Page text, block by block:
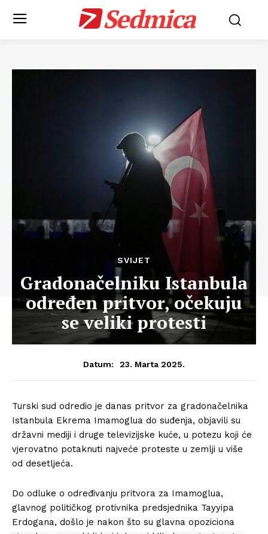
Sedmica
SVIJET
Gradonačelniku Istanbula
određen pritvor, očekuju
se veliki protesti
Datum: 23. Marta 2025.
Turski sud odredio je danas pritvor za gradonačelnika
Istanbula Ekrema Imamoglua do suđenja, objavili su
državni mediji i druge televizijske kuće, u potezu koji će
vjerovatno potaknuti najveće proteste u zemlji u više
od desetljeća.
Do odluke o određivanju pritvora za Imamoglua,
glavnog političkog protivnika predsjednika Tayyipa
Erdogana, došlo je nakon što su glavna opoziciona